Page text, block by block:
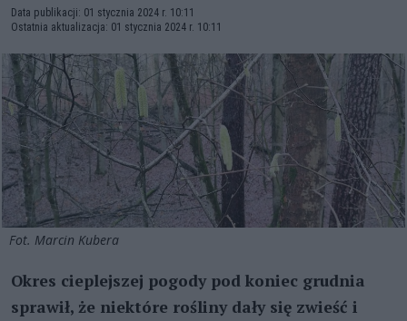
Data publikacji: 01 stycznia 2024 r. 10:11
Ostatnia aktualizacja: 01 stycznia 2024 r. 10:11
Fot. Marcin Kubera
Okres cieplejszej pogody pod koniec grudnia
sprawił, że niektóre rośliny dały się zwieść i